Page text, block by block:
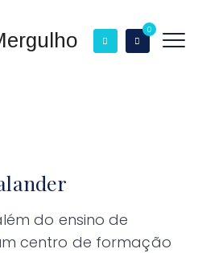
0
do ensino de
centro de formação